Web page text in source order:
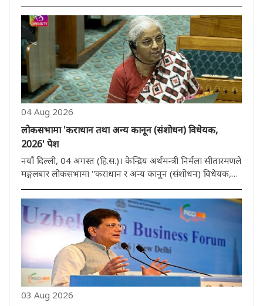
आर्थिक वर्षका लागि सकल घरेलु उत्पाद (जीडीपी) को वृद्धिको
अनुमान बढाएर 6.7 प्रतिशत पुऱ्याएको छ भने खुद्रा मुद्रास्फीति
घटाएर..
04 Aug 2026
लोकसभामा 'कराधान तथा अन्य कानून (संशोधन) विधेयक,
2026' पेश
नयाँ दिल्ली, 04 अगस्त (हि.स.)। केन्द्रिय अर्थमन्त्री निर्मला सीतारमणले
मङ्गलबार लोकसभामा ''कराधान र अन्य कानून (संशोधन) विधेयक,
2026'' पेश गरिन्। लोकसभामा कराधान र अन्य कानून (संशोधन)
विधेयक, 2026 पेश गर्दै अर्थमन्त्रीले सदनलाई यो कानून भुक्तानी..
03 Aug 2026